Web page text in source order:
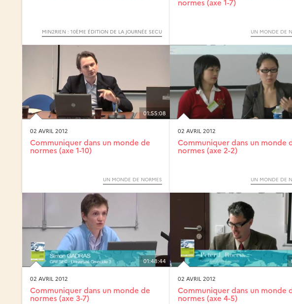
MIN2RIEN : 10ÈME ÉDITION DE LA JOURNÉE SECU
normes (axe 1-7)
UN MONDE DE
01:55:08
02 AVRIL 2012
Communiquer dans un monde de
normes (axe 1-10)
UN MONDE DE NORMES
02 AVRIL 2012
Communiquer dans un monde
normes (axe 2-2)
UN MONDE DE
01:48:44
02 AVRIL 2012
Communiquer dans un monde de
normes (axe 3-7)
02 AVRIL 2012
Communiquer dans un monde
normes (axe 4-5)